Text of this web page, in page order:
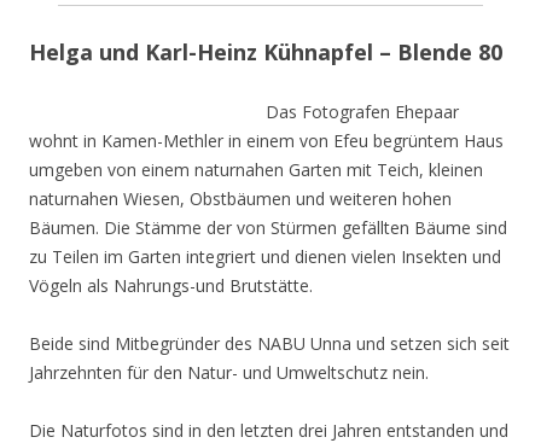
Helga und Karl-Heinz Kühnapfel – Blende 80
Das Fotografen Ehepaar
wohnt in Kamen-Methler in einem von Efeu begrüntem Haus
umgeben von einem naturnahen Garten mit Teich, kleinen
naturnahen Wiesen, Obstbäumen und weiteren hohen
Bäumen. Die Stämme der von Stürmen gefällten Bäume sind
zu Teilen im Garten integriert und dienen vielen Insekten und
Vögeln als Nahrungs-und Brutstätte.
Beide sind Mitbegründer des NABU Unna und setzen sich seit
Jahrzehnten für den Natur- und Umweltschutz nein.
Die Naturfotos sind in den letzten drei Jahren entstanden und